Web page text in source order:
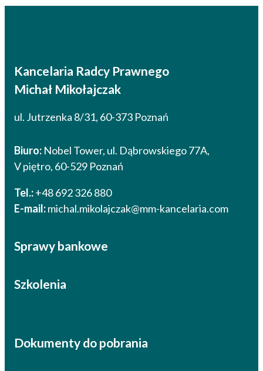
Kancelaria Radcy Prawnego
Michał Mikołajczak
ul. Jutrzenka 8/31, 60-373 Poznań
Biuro: Nobel Tower, ul. Dąbrowskiego 77A,
V piętro, 60-529 Poznań
Tel.:+48 692 326 880
E-mail:michal.mikolajczak@mm-kancelaria.com
Sprawy bankowe
Szkolenia
Dokumenty do pobrania